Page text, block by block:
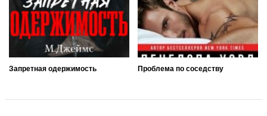
Запретная одержимость Проблема по соседству